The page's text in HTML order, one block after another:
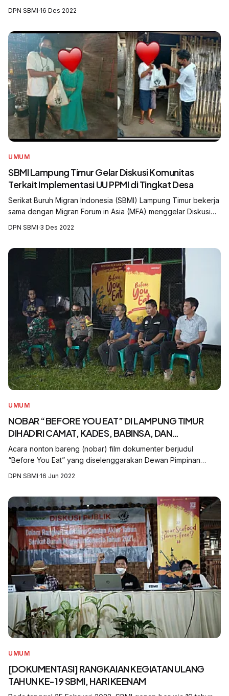
DPN SBMI·16 Des 2022
UMUM
SBMI Lampung Timur Gelar Diskusi Komunitas
Terkait Implementasi UU PPMI di Tingkat Desa
Serikat Buruh Migran Indonesia (SBMI) Lampung Timur bekerja
sama dengan Migran Forum in Asia (MFA) menggelar Diskusi
DPN SBMI·3 Des 2022
UMUM
NOBAR “BEFORE YOU EAT” DI LAMPUNG TIMUR
DIHADIRI CAMAT, KADES, BABINSA, DAN
BABINKAMTIBMAS
Acara nonton bareng (nobar) film dokumenter berjudul
“Before You Eat” yang diselenggarakan Dewan Pimpinan
DPN SBMI·16 Jun 2022
UMUM
[DOKUMENTASI] RANGKAIAN KEGIATAN ULANG
TAHUN KE-19 SBMI, HARI KEENAM